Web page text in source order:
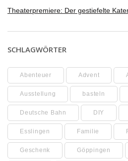
Theaterpremiere: Der gestiefelte
SCHLAGWÖRTER
Abenteuer Advent
Ausstellung basteln
Deutsche Bahn DIY
Esslingen Familie
Geschenk Göppingen